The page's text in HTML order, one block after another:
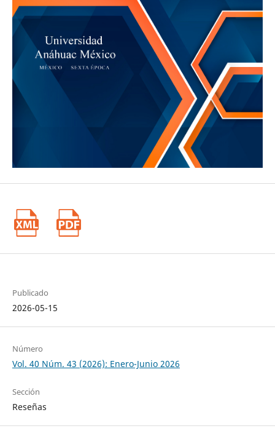
Publicado
2026-05-15
Número
Vol. 40 Núm. 43 (2026): Enero-Junio 2026
Sección
Reseñas